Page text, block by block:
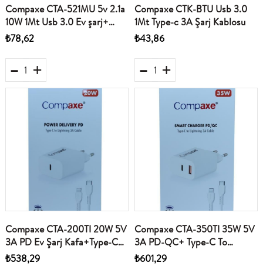
Compaxe CTA-521MU 5v 2.1a
10W 1Mt Usb 3.0 Ev şarj+
Mikro Şarj Kablosu
₺78,62
Compaxe CTK-BTU Usb 3.0
1Mt Type-c 3A Şarj Kablosu
₺43,86
Compaxe CTA-200TI 20W 5V
3A PD Ev Şarj Kafa+Type-C
Şarj Kablosu
₺538,29
Compaxe CTA-350TI 35W 5V
3A PD-QC+ Type-C To
Lightning Şarj Kablosu
₺601,29